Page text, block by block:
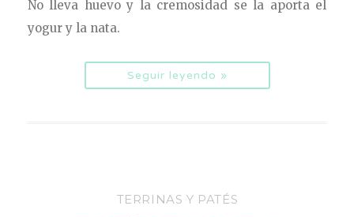
No lleva huevo y la cremosidad se la aporta el
yogur y la nata.
Seguir leyendo »
TERRINAS Y PATÉS